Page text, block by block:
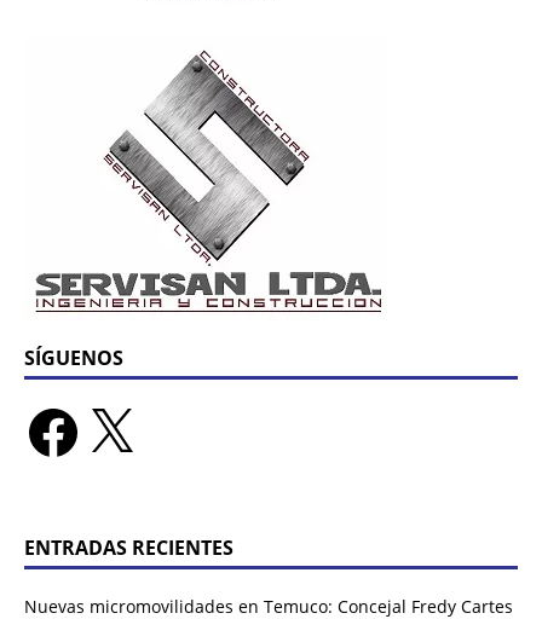
SÍGUENOS
ENTRADAS RECIENTES
Nuevas micromovilidades en Temuco: Concejal Fredy Cartes